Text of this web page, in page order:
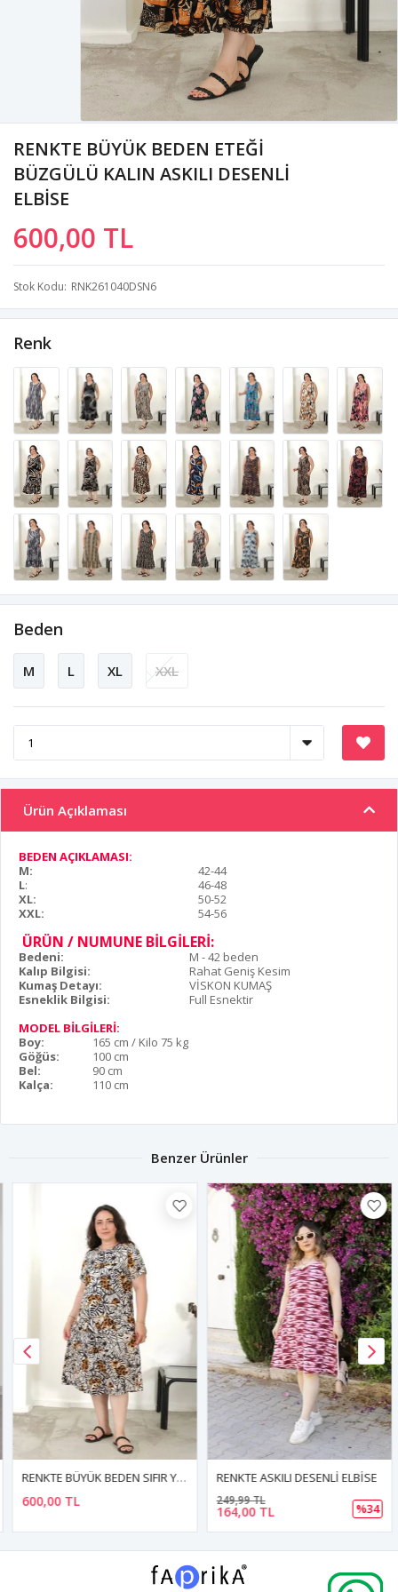
RENKTE BÜYÜK BEDEN ETEĞİ
BÜZGÜLÜ KALIN ASKILI DESENLİ
ELBİSE
600,00 TL
Stok Kodu RNK261040DSN6
Renk
Beden
M L XL XXL
Ürün Açıklaması
BEDEN AÇIKLAMASI:
M:
42-44
L:
46-48
XL:
50-52
XXL:
54-56
ÜRÜN / NUMUNE BİLGİLERİ:
Bedeni:
M - 42 beden
Kalıp Bilgisi:
Rahat Geniş Kesim
Kumaş Detayı:
VİSKON KUMAŞ
Esneklik Bilgisi:
Full Esnektir
MODEL BİLGİLERİ:
Boy:
165 cm / Kilo 75 kg
Göğüs:
100 cm
Bel:
90 cm
Kalça:
110 cm
Benzer Ürünler
RENKTE BÜYÜK BEDEN SIFIR YAKA KISA KOL DESENLİ ESNEK ELBİSE
600,00 TL
RENKTE ASKILI DESENLİ ELBİSE
164,00 TL
249,99 TL
%34